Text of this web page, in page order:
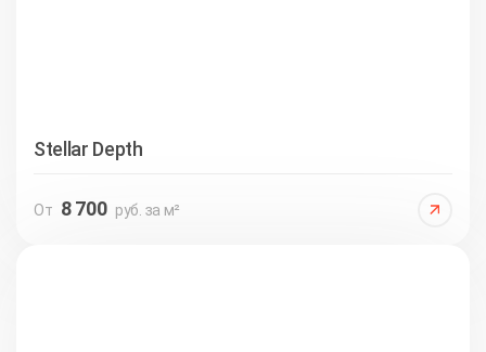
Stellar Depth
От 8 700 руб. за м²